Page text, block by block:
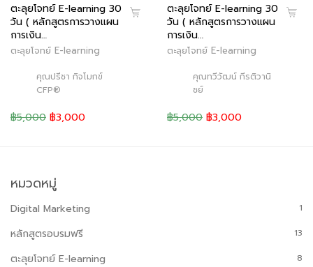
ตะลุยโจทย์ E-learning 30
วัน ( หลักสูตรการวางแผน
การเงิน…
ตะลุยโจทย์ E-learning
คุณปรีชา กิจโมกข์
CFP®
฿5,000 ฿3,000
ตะลุยโจทย์ E-learning 30
วัน ( หลักสูตรการวางแผน
การเงิน…
ตะลุยโจทย์ E-learning
คุณทวีวัฒน์ กีรติวานิ
ชย์
฿5,000 ฿3,000
หมวดหมู่
Digital Marketing 1
หลักสูตรอบรมฟรี 13
ตะลุยโจทย์ E-learning 8